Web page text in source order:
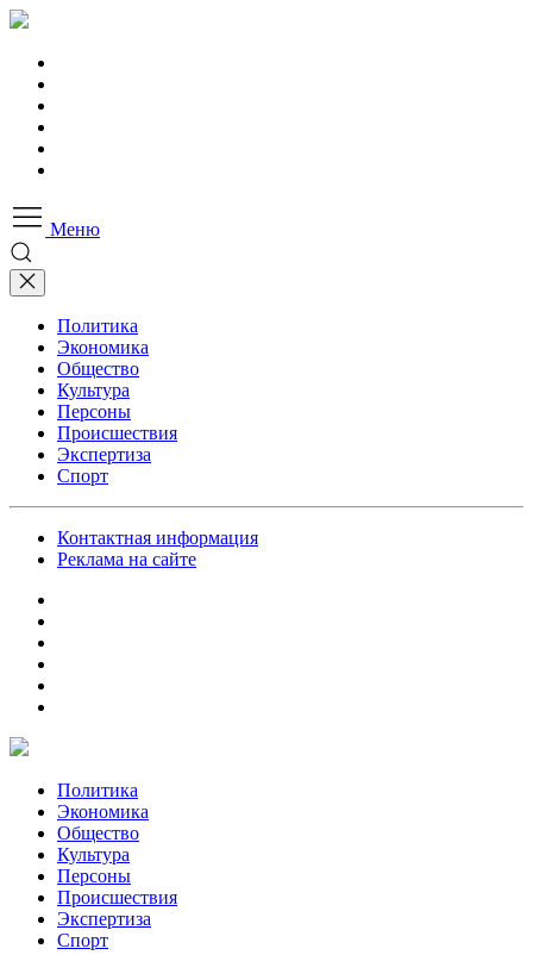
Меню
Политика
Экономика
Общество
Культура
Персоны
Происшествия
Экспертиза
Спорт
Контактная информация
Реклама на сайте
Политика
Экономика
Общество
Культура
Персоны
Происшествия
Экспертиза
Спорт